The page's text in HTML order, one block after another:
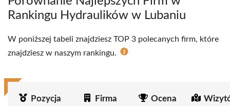
Rankingu Hydraulików w Lubaniu
W poniższej tabeli znajdziesz TOP 3 polecanych firm, które
znajdziesz w naszym rankingu.
Pozycja Firma Ocena